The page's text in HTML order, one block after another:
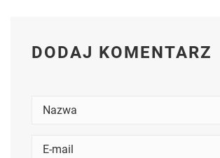
DODAJ KOMENTARZ